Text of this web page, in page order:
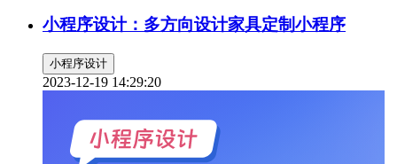
小程序设计：多方向设计家具定制小程序
小程序设计
2023-12-19 14:29:20